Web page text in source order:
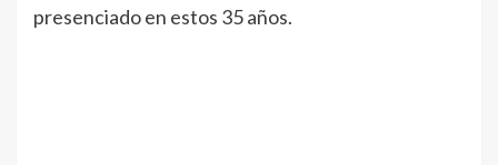
presenciado en estos 35 años.